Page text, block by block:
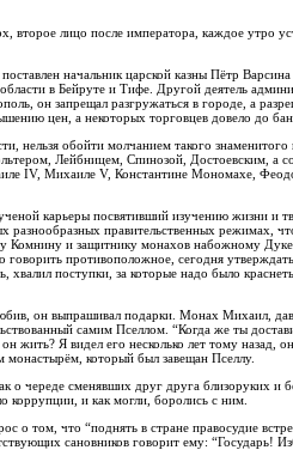
лицо после императора, каждое утро
начальник царской казны Пётр
в Бейруте и Тифе. Другой деятель
он запрещал разгружаться в городе, а
цен, а некоторых торговцев довело до
обойти молчанием такого
Лейбницем, Спинозой, Достоевским, а
IV, Михаиле V, Константине Мономахе,
карьеры посвятивший изучению жизни и
правительственных режимах,
и защитнику монахов набожному
противоположное, сегодня
поступки, за которые надо было
он выпрашивал подарки. Монах Михаил,
самим Пселлом. “Когда же ты
Я видел его несколько лет тому назад,
который был завещан Пселлу.
череде сменявших друг друга близоруких и
коррупции, и как могли, боролись с ним.
том, что “поднять в стране правосудие
сановников говорит ему: “Государь!